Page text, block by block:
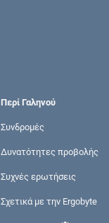
Περί Γαληνού
Συνδρομές
Δυνατότητες προβολής
Συχνές ερωτήσεις
Σχετικά με την Ergobyte